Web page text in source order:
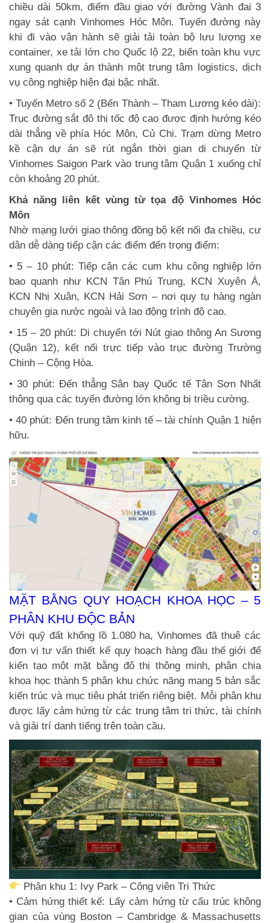
chiều dài 50km, điểm đầu giao với đường Vành đai 3
ngay sát cạnh Vinhomes Hóc Môn. Tuyến đường này
khi đi vào vận hành sẽ giải tải toàn bộ lưu lượng xe
container, xe tải lớn cho Quốc lộ 22, biến toàn khu vực
xung quanh dự án thành một trung tâm logistics, dịch
vụ công nghiệp hiện đại bậc nhất.
• Tuyến Metro số 2 (Bến Thành – Tham Lương kéo dài):
Trục đường sắt đô thị tốc độ cao được định hướng kéo
dài thẳng về phía Hóc Môn, Củ Chi. Trạm dừng Metro
kề cận dự án sẽ rút ngắn thời gian di chuyển từ
Vinhomes Saigon Park vào trung tâm Quận 1 xuống chỉ
còn khoảng 20 phút.
Khả năng liên kết vùng từ tọa độ Vinhomes Hóc
Môn
Nhờ mạng lưới giao thông đồng bộ kết nối đa chiều, cư
dân dễ dàng tiếp cận các điểm đến trọng điểm:
• 5 – 10 phút: Tiếp cận các cụm khu công nghiệp lớn
bao quanh như KCN Tân Phú Trung, KCN Xuyên Á,
KCN Nhị Xuân, KCN Hải Sơn – nơi quy tụ hàng ngàn
chuyên gia nước ngoài và lao động trình độ cao.
• 15 – 20 phút: Di chuyển tới Nút giao thông An Sương
(Quận 12), kết nối trực tiếp vào trục đường Trường
Chinh – Cộng Hòa.
• 30 phút: Đến thẳng Sân bay Quốc tế Tân Sơn Nhất
thông qua các tuyến đường lớn không bị triều cường.
• 40 phút: Đến trung tâm kinh tế – tài chính Quận 1 hiện
hữu.
MẶT BẰNG QUY HOẠCH KHOA HỌC – 5
PHÂN KHU ĐỘC BẢN
Với quỹ đất khổng lồ 1.080 ha, Vinhomes đã thuê các
đơn vị tư vấn thiết kế quy hoạch hàng đầu thế giới để
kiến tạo một mặt bằng đô thị thông minh, phân chia
khoa học thành 5 phân khu chức năng mang 5 bản sắc
kiến trúc và mục tiêu phát triển riêng biệt. Mỗi phân khu
được lấy cảm hứng từ các trung tâm tri thức, tài chính
và giải trí danh tiếng trên toàn cầu.
Phân khu 1: Ivy Park – Công viên Tri Thức
• Cảm hứng thiết kế: Lấy cảm hứng từ cấu trúc không
gian của vùng Boston – Cambridge & Massachusetts